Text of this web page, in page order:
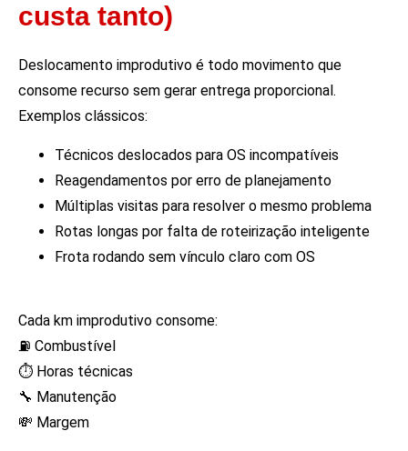
custa tanto)
Deslocamento improdutivo é todo movimento que
consome recurso sem gerar entrega proporcional.
Exemplos clássicos:
Técnicos deslocados para OS incompatíveis
Reagendamentos por erro de planejamento
Múltiplas visitas para resolver o mesmo problema
Rotas longas por falta de roteirização inteligente
Frota rodando sem vínculo claro com OS
Cada km improdutivo consome:
⛽ Combustível
⏱️ Horas técnicas
🔧 Manutenção
💸 Margem